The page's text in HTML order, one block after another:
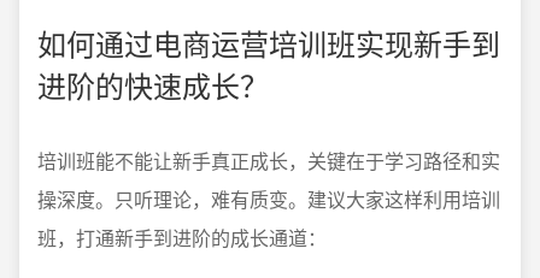
如何通过电商运营培训班实现新手到
进阶的快速成长？
培训班能不能让新手真正成长，关键在于学习路径和实
操深度。只听理论，难有质变。建议大家这样利用培训
班，打通新手到进阶的成长通道：